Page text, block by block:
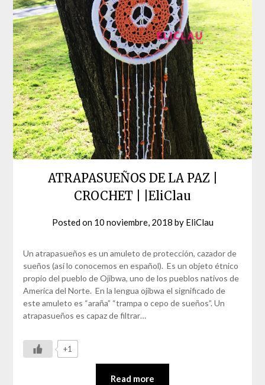
ATRAPASUEÑOS DE LA PAZ |
CROCHET | |EliClau
Posted on 10 noviembre, 2018 by EliClau
Un atrapasueños es un amuleto de protección, cazador de
sueños (así lo conocemos en español). Es un objeto étnico
propio del pueblo de Ojibwa, uno de los pueblos nativos de
America del Norte. En la lengua ojibwa el significado de
este amuleto es “araña” “trampa o cepo de sueños”. Un
atrapasueños es capaz de filtrar…
+1
Read more